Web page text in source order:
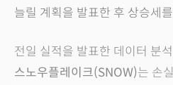
늘릴 계획을 발표한 후 상승세
전일 실적을 발표한 데이터 분
스노우플레이크(SNOW)는 손